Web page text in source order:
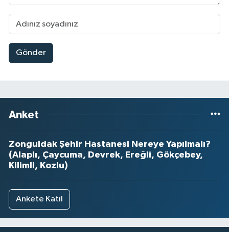
Gönder
Anket
Zonguldak Şehir Hastanesi Nereye Yapılmalı?
(Alaplı, Çaycuma, Devrek, Ereğli, Gökçebey,
Kilimli, Kozlu)
Ankete Katıl